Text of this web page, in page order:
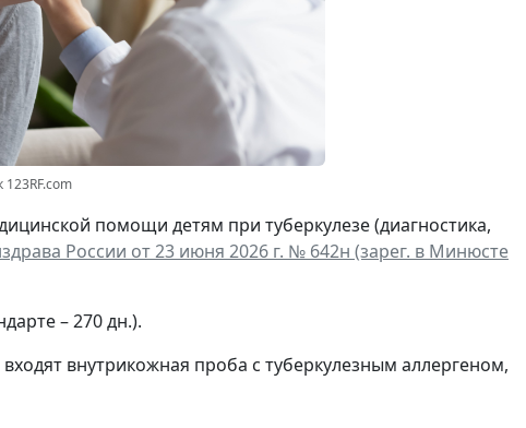
помощи детям при туберкулезе (диагностика,
России от 23 июня 2026 г. № 642н (зарег. в Минюсте
– 270 дн.).
внутрикожная проба с туберкулезным аллергеном,